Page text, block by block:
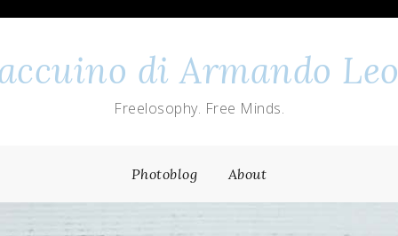
di Armando
Freelosophy. Free Minds.
Photoblog About